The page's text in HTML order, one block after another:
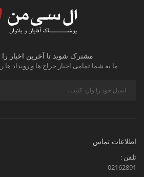
مشترک شوید تا آخرین اخبار را
ما به شما تمامی اخبار حراج ها و رویداد ها
اطلاعات تماس
تلفن :
02162891